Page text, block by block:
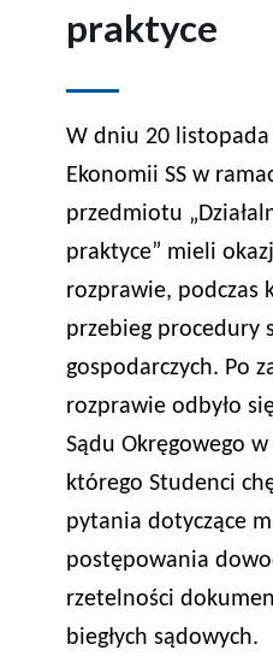
praktyce
W dniu 20
Ekonomii SS w
przedmiotu
praktyce” mieli
rozprawie, podczas
przebieg procedury
gospodarczych. Po
rozprawie odbyło
Sądu Okręgowego
którego Studenci
pytania dotyczące
postępowania
rzetelności
biegłych sądowych.